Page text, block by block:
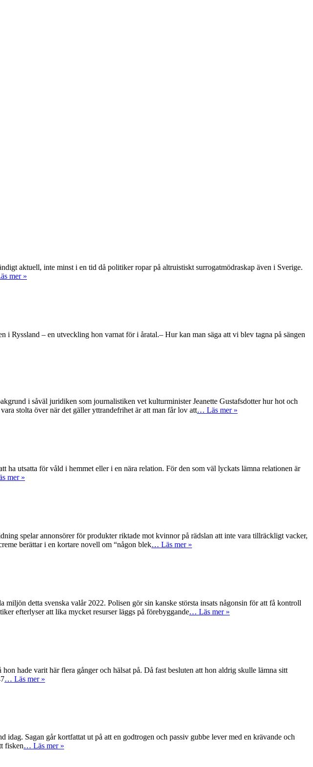
aktuell, inte minst i en tid då politiker ropar på altruistiskt surrogatmödraskap även i Sverige.
mer »
Ryssland – en utveckling hon varnat för i åratal.– Hur kan man säga att vi blev tagna på sängen
i såväl juridiken som journalistiken vet kulturminister Jeanette Gustafsdotter hur hot och
stolta över när det gäller yttrandefrihet är att man får lov att… Läs mer »
utsatta för våld i hemmet eller i en nära relation. För den som väl lyckats lämna relationen är
mer »
spelar annonsörer för produkter riktade mot kvinnor på rädslan att inte vara tillräckligt vacker,
berättar i en kortare novell om “någon blek… Läs mer »
detta svenska valår 2022. Polisen gör sin kanske största insats någonsin för att få kontroll
efterlyser att lika mycket resurser läggs på förebyggande… Läs mer »
hade varit här flera gånger och hälsat på. Då fast besluten att hon aldrig skulle lämna sitt
… Läs mer »
Sagan går kortfattat ut på att en godtrogen och passiv gubbe lever med en krävande och
fisken… Läs mer »